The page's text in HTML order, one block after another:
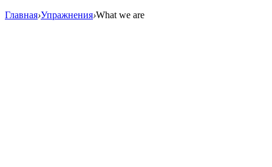
Главная›Упражнения›What we are